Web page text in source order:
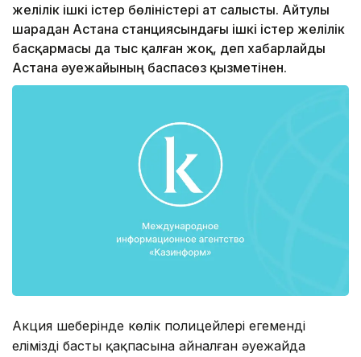
желілік ішкі істер бөліністері ат салысты. Айтулы
шарадан Астана станциясындағы ішкі істер желілік
басқармасы да тыс қалған жоқ, деп хабарлайды
Астана әуежайының баспасөз қызметінен.
Акция шеңберінде көлік полицейлері егеменді
еліміздің басты қақпасына айналған әуежайда